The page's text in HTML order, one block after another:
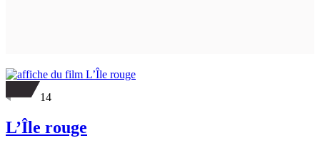
14
L’Île rouge